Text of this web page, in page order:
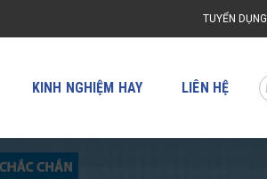
TUYỂN DỤNG
KINH NGHIỆM HAY LIÊN HỆ